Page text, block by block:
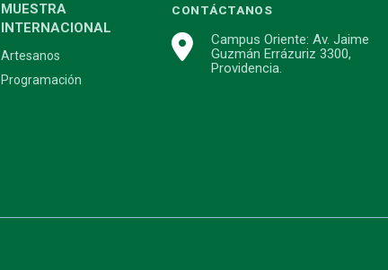
MUESTRA
INTERNACIONAL
Artesanos
Programación
CONTÁCTANOS
Campus Oriente: Av. Jaime
Guzmán Errázuriz 3300,
Providencia.